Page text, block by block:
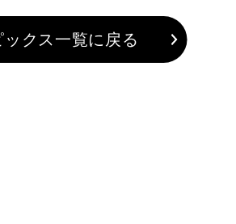
ックス一覧に戻る